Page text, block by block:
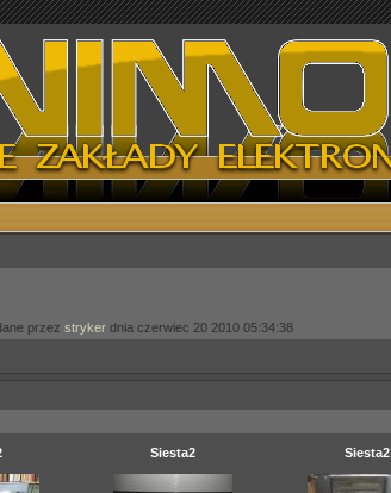
przez strykerdnia czerwiec 20 2010 05:34:38
Siesta2 Siesta2